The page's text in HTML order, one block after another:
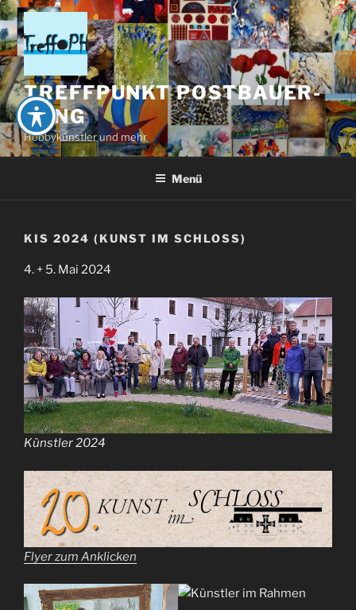
Zum
Inhalt
springen
TREFFPUNKT POSTBAUER-
HENG
Hobbykünstler und mehr
Menü
KIS 2024 (KUNST IM SCHLOSS)
4. + 5. Mai 2024
Künstler 2024
Flyer zum Anklicken